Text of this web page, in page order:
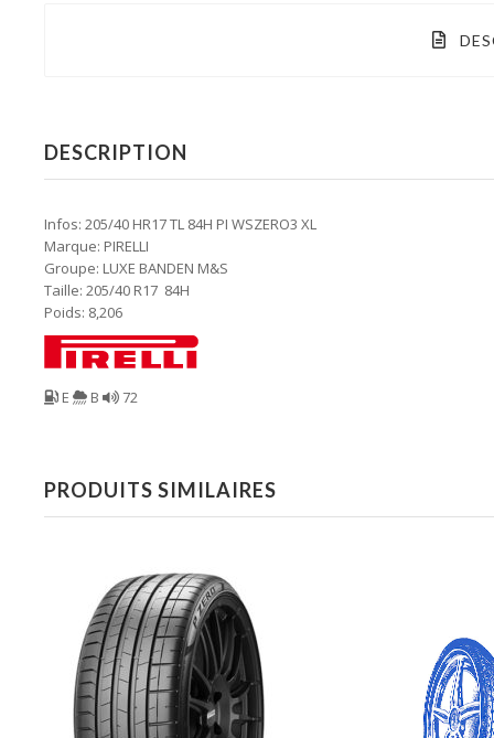
DESCRIPTION
Infos: 205/40 HR17 TL 84H PI WSZERO3 XL
Marque: PIRELLI
Groupe: LUXE BANDEN M&S
Taille: 205/40 R17 84H
Poids: 8,206
E B 72
PRODUITS SIMILAIRES